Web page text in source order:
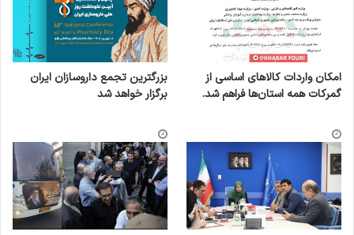
امکان واردات کالاهای اساسی از
گمرکات همه استان‌ها فراهم شد.
بزرگترین تجمع داروسازان ایران
برگزار خواهد شد